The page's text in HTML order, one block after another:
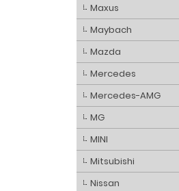
Maxus
Maybach
Mazda
Mercedes
Mercedes-AMG
MG
MINI
Mitsubishi
Nissan